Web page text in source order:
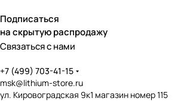
Подписаться
на скрытую распродажу
Связаться с нами
+7 (499) 703-41-15
msk@lithium-store.ru
ул. Кировоградская 9к1 магазин номер 115